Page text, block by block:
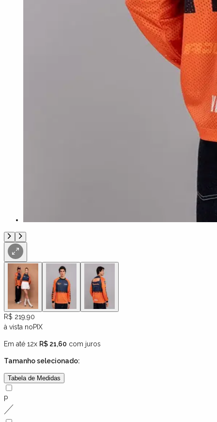
R$ 219,90
à vista noPIX
Em até 12x R$ 21,60 com juros
Tamanhoselecionado:
Tabela de Medidas
P